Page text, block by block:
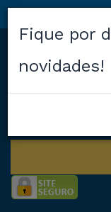
Fique por
novidades!